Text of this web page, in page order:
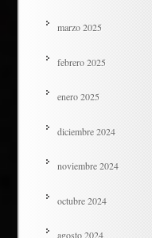
marzo 2025
febrero 2025
enero 2025
diciembre 2024
noviembre 2024
octubre 2024
agosto 2024